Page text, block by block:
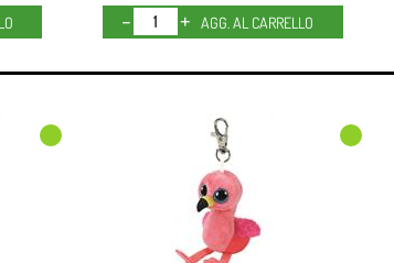
Quantità
AGG. AL CARRELLO